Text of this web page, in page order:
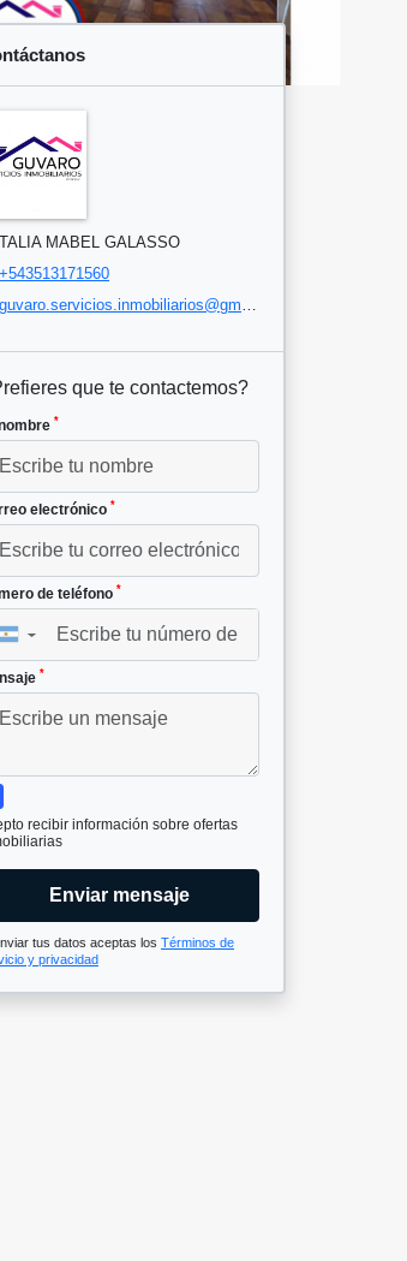
MABEL GALASSO
+543513171560
guvaro.servicios.inmobiliarios@gmail.com
que te contactemos?
*
electrónico *
de teléfono *
▼
*
recibir información sobre ofertas
Enviar mensaje
tus datos aceptas los Términos de
y privacidad